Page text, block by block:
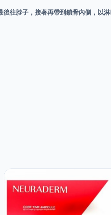
往脖子，接著再帶到鎖骨內側，以